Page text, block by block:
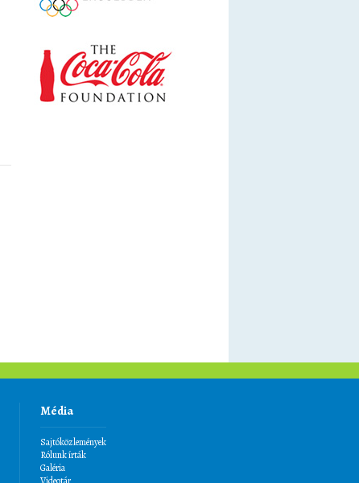
Média
Sajtóközlemények
Rólunk írták
Galéria